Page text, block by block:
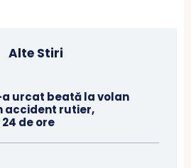
Alte Stiri
urcat beată la volan
accident rutier,
de ore